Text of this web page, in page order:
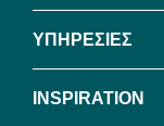
ΥΠΗΡΕΣΙΕΣ
INSPIRATION